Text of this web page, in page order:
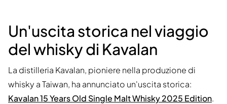
Un'uscita storica nel viaggio
del whisky di Kavalan
La distilleria Kavalan, pioniere nella produzione di
whisky a Taiwan, ha annunciato un'uscita storica:
Kavalan 15 Years Old Single Malt Whisky 2025 Edition.